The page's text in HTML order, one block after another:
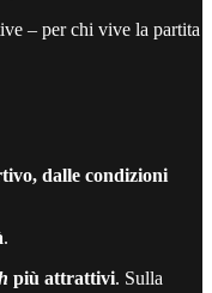
– per chi vive la partita
dalle condizioni
.
più attrattivi. Sulla